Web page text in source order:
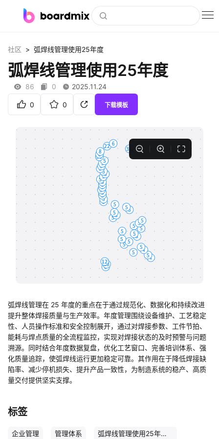
社区资源
下载
私有化部署
客户案例
支持
帮助中心
知识分享社区
社区 > 弧焊线管理使用25年度
弧焊线管理使用25年度
86 0 2025.11.24
0 0 下载模板
弧焊线管理在 25 年度的重点在于通过规范化、数据化和持续改进
提升整体焊接质量与生产效率。年度管理围绕设备维护、工艺稳定
性、人员操作标准和安全控制展开，通过对焊接参数、工件节拍、
能耗与焊点质量的全流程监控，实现对焊接状态的及时预警与问题
溯源。同时结合年度数据复盘，优化工艺窗口、完善培训体系、强
化质量追踪，使弧焊线运行更加稳定可靠。其作用在于降低焊接缺
陷率、减少停机损失、提升产品一致性，为制造系统的稳产、高质
量交付提供坚实支撑。
标签
企业管理 管理体系 弧焊线管理使用25年度！试用版